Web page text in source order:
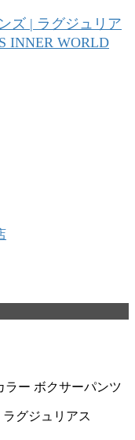
ラー ボクサーパンツ
ラグジュリアス